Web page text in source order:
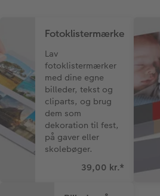
Fotoklistermærke
Lav
fotoklistermærker
med dine egne
billeder, tekst og
cliparts, og brug
dem som
dekoration til fest,
på gaver eller
skolebøger.
39,00 kr.*